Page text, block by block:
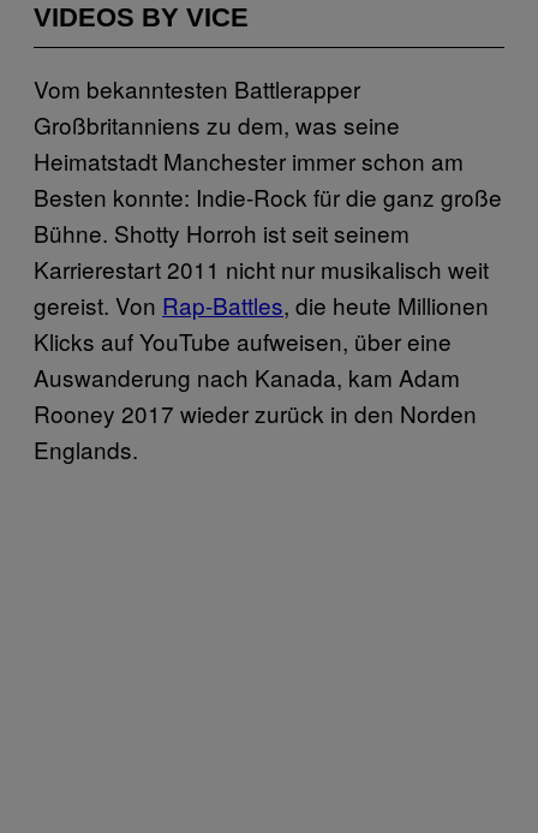
VIDEOS BY VICE
Vom bekanntesten Battlerapper
Großbritanniens zu dem, was seine
Heimatstadt Manchester immer schon am
Besten konnte: Indie-Rock für die ganz große
Bühne. Shotty Horroh ist seit seinem
Karrierestart 2011 nicht nur musikalisch weit
gereist. Von Rap-Battles, die heute Millionen
Klicks auf YouTube aufweisen, über eine
Auswanderung nach Kanada, kam Adam
Rooney 2017 wieder zurück in den Norden
Englands.